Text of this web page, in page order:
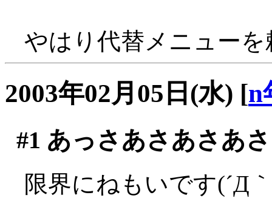
やはり代替メニュー
2003年02月05日(水) [n
#1 あっさあさあさあ
限界にねもいです(´Д